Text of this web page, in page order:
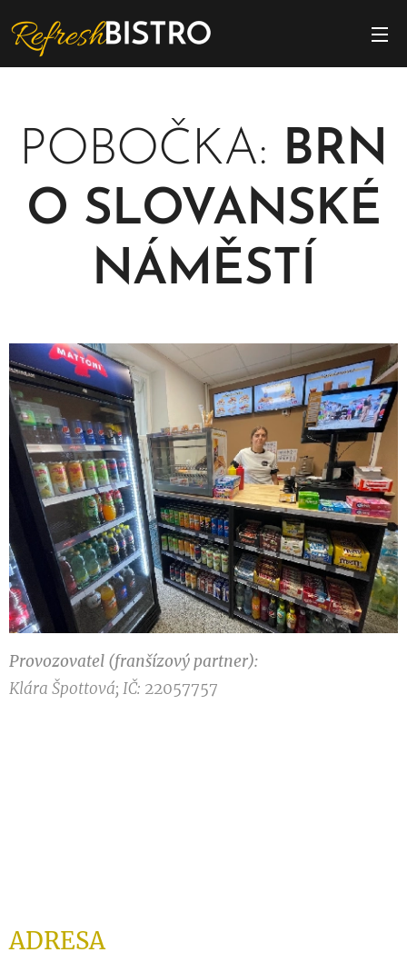
POBOČKA: BRN
O SLOVANSKÉ
NÁMĚSTÍ
Provozovatel (franšízový partner):
Klára Špottová; IČ: 22057757
ADRESA